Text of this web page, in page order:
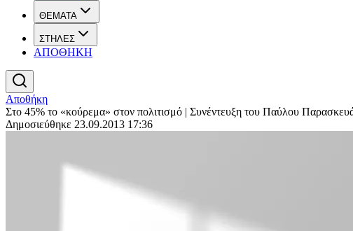
ΘΕΜΑΤΑ
ΣΤΗΛΕΣ
ΑΠΟΘΗΚΗ
Αποθήκη
Στο 45% το «κούρεμα» στον πολιτισμό | Συνέντευξη του Παύλου
Δημοσιεύθηκε 23.09.2013 17:36